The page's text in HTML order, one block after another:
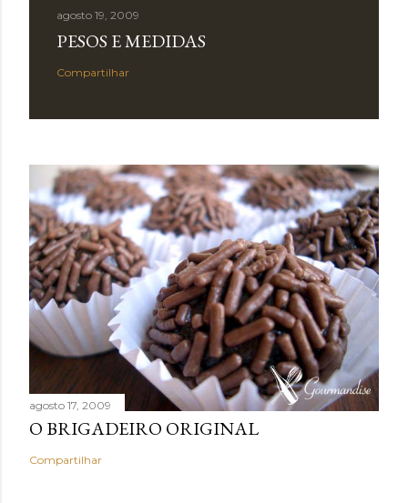
agosto 19, 2009
PESOS E MEDIDAS
Compartilhar
agosto 17, 2009
O BRIGADEIRO ORIGINAL
Compartilhar